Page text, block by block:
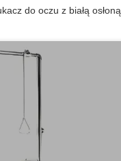
do oczu z białą osłoną